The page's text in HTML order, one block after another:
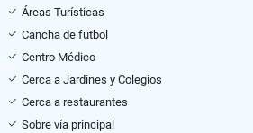
Áreas Turísticas
Cancha de futbol
Centro Médico
Cerca a Jardines y Colegios
Cerca a restaurantes
Sobre vía principal